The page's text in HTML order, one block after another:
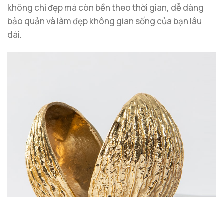
không chỉ đẹp mà còn bền theo thời gian, dễ dàng
bảo quản và làm đẹp không gian sống của bạn lâu
dài.